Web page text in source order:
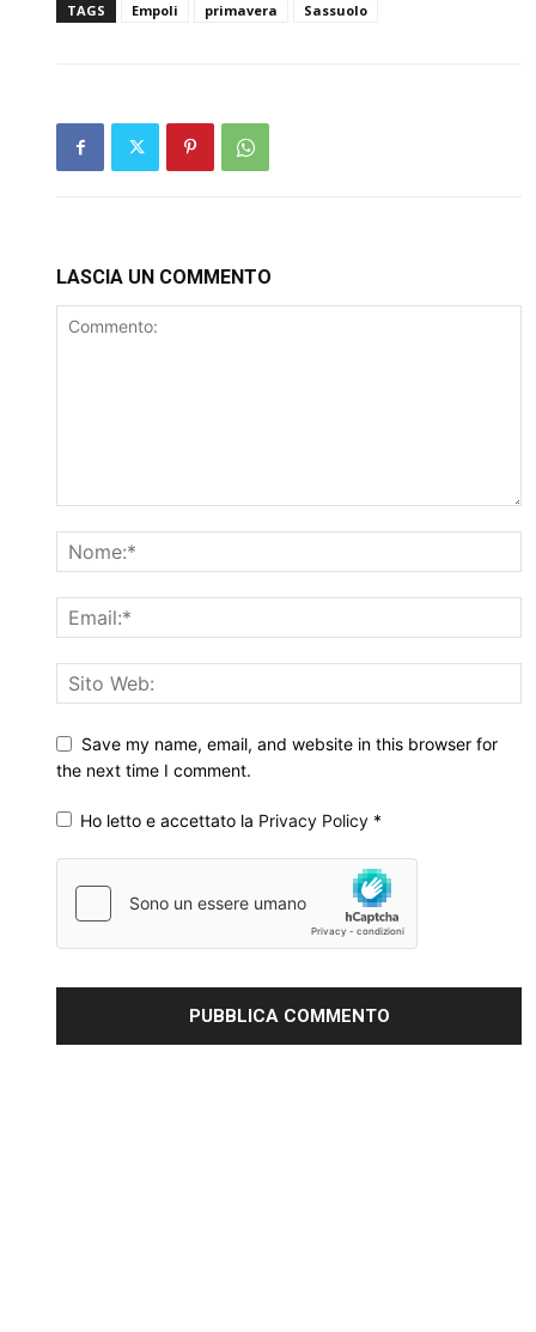
TAGS Empoli primavera Sassuolo
LASCIA UN COMMENTO
Save my name, email, and website in this browser for
the next time I comment.
Ho letto e accettato la Privacy Policy *